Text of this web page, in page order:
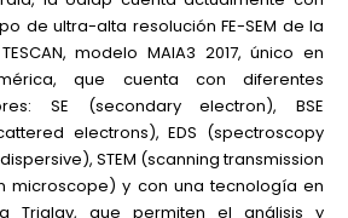
de ultra-alta resolución FE-SEM de la
modelo MAIA3 2017, único en
que cuenta con diferentes
SE (secondary electron), BSE
electrons), EDS (spectroscopy
STEM (scanning transmission
microscope) y con una tecnología en
Triglav, que permiten el análisis y